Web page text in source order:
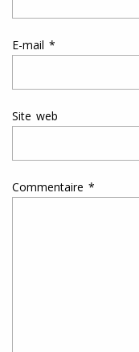
E-mail *
Site web
Commentaire *